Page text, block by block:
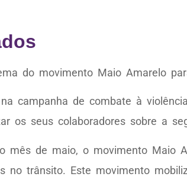
do movimento Maio Amarelo
campanha de combate à
os seus colaboradores sobre a
mês de maio, o movimento Maio
trânsito. Este movimento